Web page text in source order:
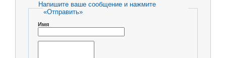
Напишите ваше сообщение и нажмите
«Отправить»
Имя